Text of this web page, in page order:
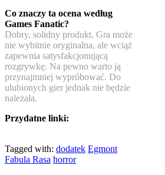
Co znaczy ta ocena według
Games Fanatic?
Dobry, solidny produkt. Gra może
nie wybitnie oryginalna, ale wciąż
zapewnia satysfakcjonującą
rozgrywkę. Na pewno warto ją
przynajmniej wypróbować. Do
ulubionych gier jednak nie będzie
należała.
Przydatne linki:
Tagged with: dodatek Egmont
Fabula Rasa horror